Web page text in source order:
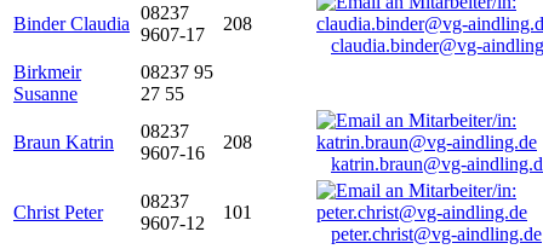
Binder Claudia
08237
9607-17
208
claudia.binder@vg-
Birkmeir
Susanne
08237 95
27 55
Braun Katrin
08237
9607-16
208
katrin.braun@vg-
Christ Peter
08237
9607-12
101
peter.christ@vg-aindling.de